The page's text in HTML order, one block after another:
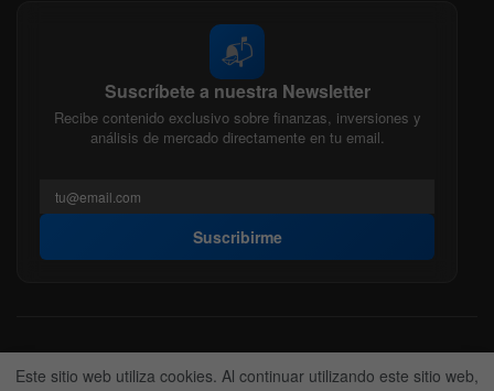
Glosario
📬
Suscríbete a nuestra Newsletter
Este sitio web utiliza cookies. Al continuar utilizando este sitio web,